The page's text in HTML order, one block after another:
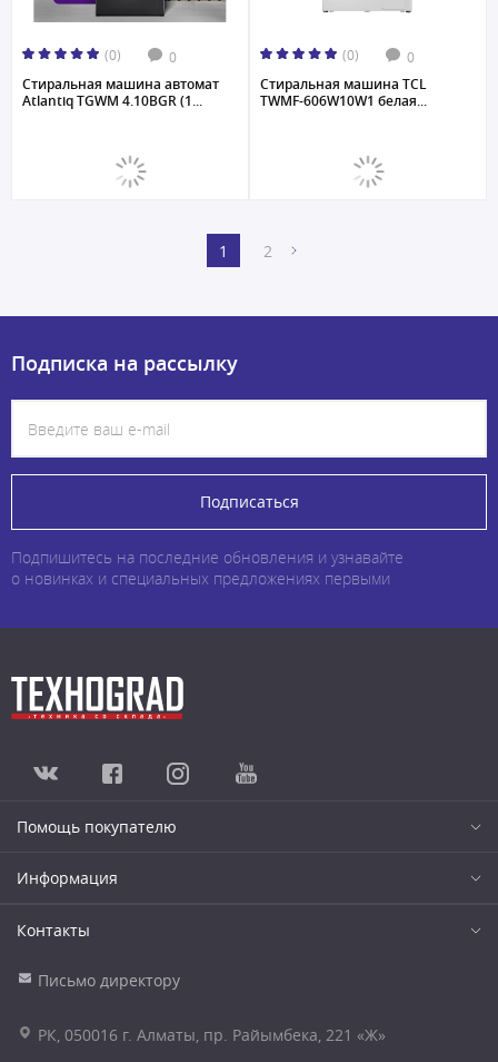
(0) 0
Стиральная машина автомат
Atlantiq TGWM 4.10BGR (1...
(0) 0
Стиральная машина TCL
TWMF-606W10W1 белая...
1 2
Подписка на рассылку
Подписаться
Подпишитесь на последние обновления и узнавайте
о новинках и специальных предложениях первыми
Помощь покупателю
Информация
Контакты
Письмо директору
РК, 050016 г. Алматы, пр. Райымбека, 221 «Ж»